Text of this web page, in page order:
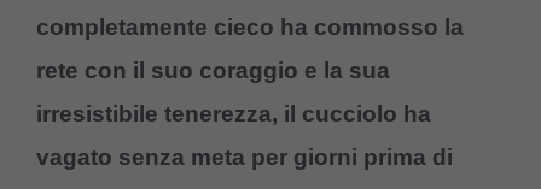
completamente cieco ha commosso la
rete con il suo coraggio e la sua
irresistibile tenerezza, il cucciolo ha
vagato senza meta per giorni prima di